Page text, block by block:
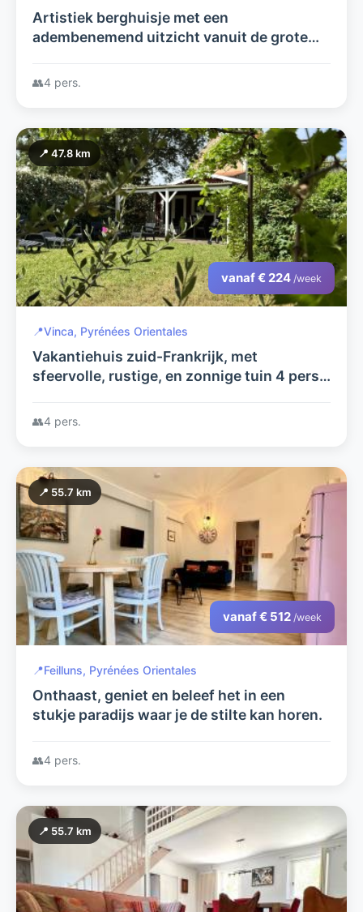
Artistiek berghuisje met een
adembenemend uitzicht vanuit de grote
👥4 pers.
📍 47.8 km
vanaf € 224 /week
📍Vinca, Pyrénées Orientales
Vakantiehuis zuid-Frankrijk, met
sfeervolle, rustige, en zonnige tuin 4 pers.
👥4 pers.
📍 55.7 km
vanaf € 512 /week
📍Feilluns, Pyrénées Orientales
Onthaast, geniet en beleef het in een
stukje paradijs waar je de stilte kan horen.
👥4 pers.
📍 55.7 km